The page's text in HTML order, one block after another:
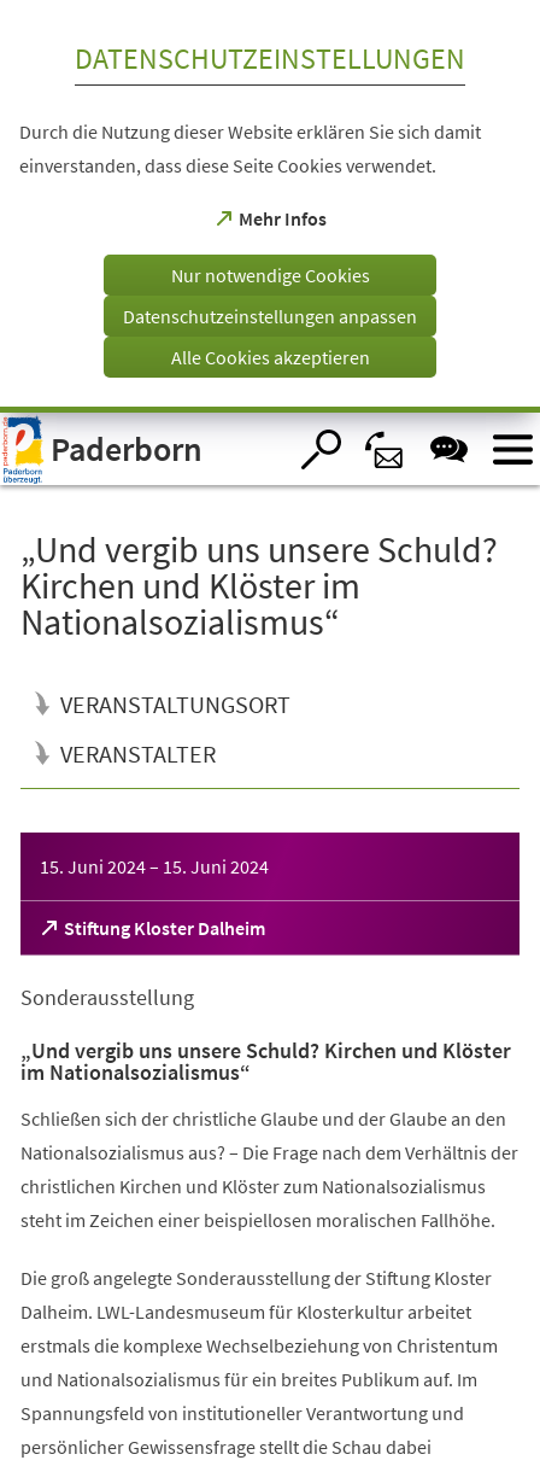
Visuelle
Assistenzsoftware
öffnen.
DATENSCHUTZEINSTELLUNGEN
Durch die Nutzung dieser Website erklären Sie sich damit
einverstanden, dass diese Seite Cookies verwendet.
Mehr Infos
(Öffnet
einem
Tab)
Nur notwendige Cookies
Datenschutzeinstellungen anpassen
Alle Cookies akzeptieren
Paderborn
„Und vergib uns unsere Schuld?
Kirchen und Klöster im
Nationalsozialismus“
VERANSTALTUNGSORT
VERANSTALTER
15. Juni 2024– 15. Juni 2024
Stiftung Kloster Dalheim
(Öffnet
in
neuen
Sonderausstellung
„Und vergib uns unsere Schuld? Kirchen und Klöster
im Nationalsozialismus“
Schließen sich der christliche Glaube und der Glaube an den
Nationalsozialismus aus? – Die Frage nach dem Verhältnis der
christlichen Kirchen und Klöster zum Nationalsozialismus
steht im Zeichen einer beispiellosen moralischen Fallhöhe.
Die groß angelegte Sonderausstellung der Stiftung Kloster
Dalheim. LWL-Landesmuseum für Klosterkultur arbeitet
erstmals die komplexe Wechselbeziehung von Christentum
und Nationalsozialismus für ein breites Publikum auf. Im
Spannungsfeld von institutioneller Verantwortung und
persönlicher Gewissensfrage stellt die Schau dabei